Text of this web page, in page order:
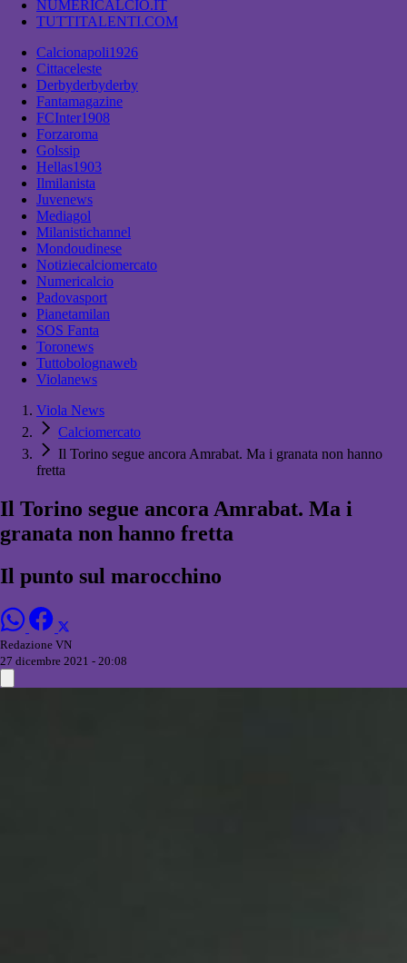
NUMERICALCIO.IT
TUTTITALENTI.COM
Calcionapoli1926
Cittaceleste
Derbyderbyderby
Fantamagazine
FCInter1908
Forzaroma
Golssip
Hellas1903
Ilmilanista
Juvenews
Mediagol
Milanistichannel
Mondoudinese
Notiziecalciomercato
Numericalcio
Padovasport
Pianetamilan
SOS Fanta
Toronews
Tuttobolognaweb
Violanews
Viola News
Calciomercato
Il Torino segue ancora Amrabat. Ma i granata non hanno
fretta
Il Torino segue ancora Amrabat. Ma i
granata non hanno fretta
Il punto sul marocchino
Redazione VN
27 dicembre 2021 - 20:08